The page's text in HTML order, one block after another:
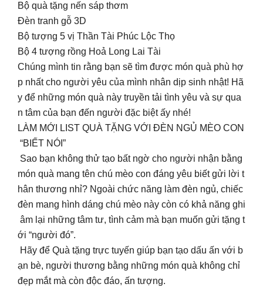
Bộ quà tặng nến sáp thơm
Đèn tranh gỗ 3D
Bộ tượng 5 vị Thần Tài Phúc Lộc Thọ
Bộ 4 tượng rồng Hoả Long Lai Tài
Chúng mình tin rằng bạn sẽ tìm được món quà phù hợ
p nhất cho người yêu của mình nhân dịp sinh nhật! Hã
y để những món quà này truyền tải tình yêu và sự qua
n tâm của bạn đến người đặc biệt ấy nhé!
LÀM MỚI LIST QUÀ TẶNG VỚI ĐÈN NGỦ MÈO CON
“BIẾT NÓI”
Sao bạn không thử tạo bất ngờ cho người nhận bằng
món quà mang tên chú mèo con đáng yêu biết gửi lời t
hân thương nhỉ? Ngoài chức năng làm đèn ngủ, chiếc
đèn mang hình dáng chú mèo này còn có khả năng ghi
âm lại những tâm tư, tình cảm mà bạn muốn gửi tặng t
ới “người đó”.
Hãy để Quà tặng trực tuyến giúp bạn tạo dấu ấn với b
ạn bè, người thương bằng những món quà không chỉ
đẹp mắt mà còn độc đáo, ấn tượng.